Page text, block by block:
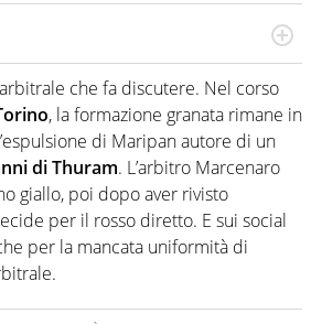
non hanno segreti: basket,
la capacità innata di trovare la notizia
granché
che fa discutere. Nel corso
, la formazione granata rimane in
di Maripan autore di un
di Thuram. L’arbitro Marcenaro
giallo, poi dopo aver rivisto
per il rosso diretto. E sui social
per la mancata uniformità di